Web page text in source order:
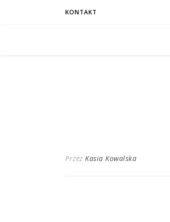
KONTAKT
Przez Kasia Kowalska